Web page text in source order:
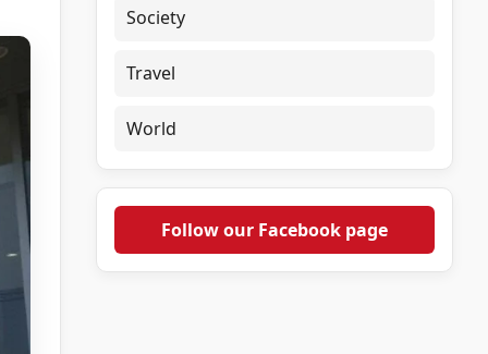
Society
Travel
World
Follow our Facebook page